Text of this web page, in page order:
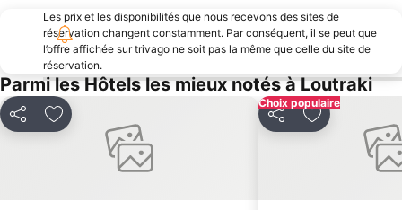
Fort Palamède
Jet Ski World Race
Canal de Corinthe
Site antique de Corinthe
Ancient Sikyon
Melissi
Nea Epidavros
Naos Agiou Adrianou kai Natalias
Les prix et les disponibilités que nous recevons des sites de
réservation changent constamment. Par conséquent, il se peut que
l’offre affichée sur trivago ne soit pas la même que celle du site de
réservation.
Parmi les Hôtels les mieux notés à Loutraki
PartagerAjouter à mes favoris
Choix populaire
PartagerAjouter à